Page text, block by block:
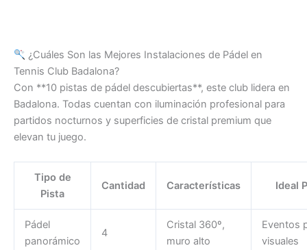
¿Cuáles Son las Mejores Instalaciones de Pádel en
Tennis Club Badalona?
Con **10 pistas de pádel descubiertas**, este club lidera en
Badalona. Todas cuentan con iluminación profesional para
partidos nocturnos y superficies de cristal premium que
elevan tu juego.
Tipo de
Pista
Cantidad Características Ideal
Pádel
panorámico
4
Cristal 360º,
muro alto
Eventos
visuales